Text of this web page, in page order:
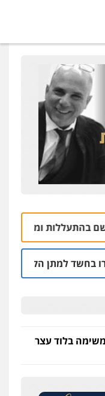
ומעשים מגונים
הקלות למועדון
בלוד עצר